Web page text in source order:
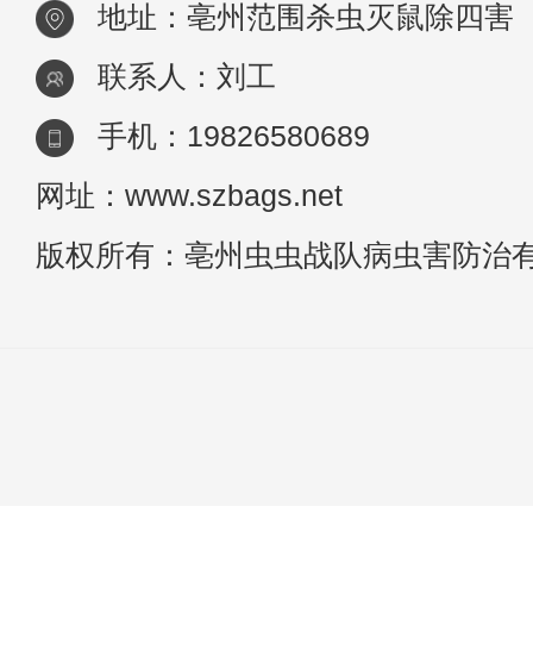
地址：亳州范围杀虫灭鼠除四害
联系人：刘工
手机：19826580689
网址：www.szbags.net
版权所有：亳州虫虫战队病虫害防治